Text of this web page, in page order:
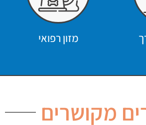
מזון רפואי
מקושרים